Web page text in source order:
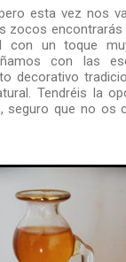
esta vez nos
zocos
con un toque
con las
decorativo
Tendréis la
seguro que no os